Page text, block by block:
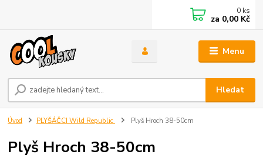
Menu
Hledat
0 ks
za 0,00 Kč
Úvod PLYŠÁČCI Wild Republic Plyš Hroch 38-50cm
Plyš Hroch 38-50cm